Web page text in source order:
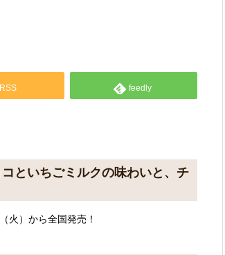
RSS feedly
といちごミルクの味わいと、チ
火）から全国発売！